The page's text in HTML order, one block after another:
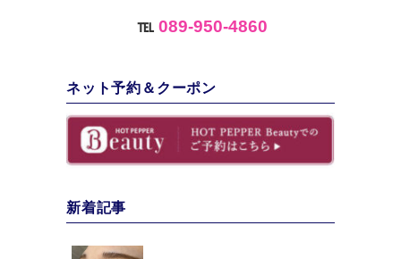
℡ 089-950-4860
ネット予約＆クーポン
新着記事